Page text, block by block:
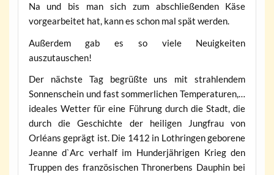
Na und bis man sich zum abschließenden Käse
vorgearbeitet hat, kann es schon mal spät werden.
Außerdem gab es so viele Neuigkeiten
auszutauschen!
Der nächste Tag begrüßte uns mit strahlendem
Sonnenschein und fast sommerlichen Temperaturen,…
ideales Wetter für eine Führung durch die Stadt, die
durch die Geschichte der heiligen Jungfrau von
Orléans geprägt ist. Die 1412 in Lothringen geborene
Jeanne d`Arc verhalf im Hunderjährigen Krieg den
Truppen des französischen Thronerbens Dauphin bei